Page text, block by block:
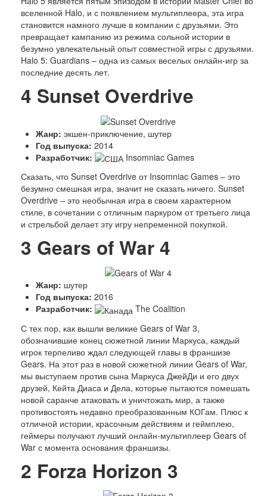
вселенной Halo, и с появлением мультиплеера, эта игра
становится намного лучше в компании с друзьями. Это
превращает кампанию из режима сольной истории в
безумно увлекательный опыт совместной игры с друзьями.
Halo 5: Guardians – одна из самых веселых онлайн-игр за
последние десять лет.
4 Sunset Overdrive
Жанр: экшен-приключение, шутер
Год выпуска: 2014
Разработчик:
Insomniac Games
Сказать, что Sunset Overdrive от Insomniac Games – это
безумно смешная игра, значит не сказать ничего. Sunset
Overdrive – это необычная игра в своем характерном
стиле, в сочетании с отличным паркуром от третьего лица
и стрельбой делает эту игру непременной покупкой.
3 Gears of War 4
Жанр: шутер
Год выпуска: 2016
Разработчик:
The Coalition
С тех пор, как вышли великие Gears of War 3,
обозначившие конец сюжетной линии Маркуса, каждый
игрок терпеливо ждал следующей главы в франшизе
Gears. На этот раз в новой сюжетной линии Gears of War,
мы выступаем против сына Маркуса ДжейДи и его двух
друзей, Кейта Диаса и Дела, которые пытаются помешать
новой саранче атаковать и уничтожать мир, а также
противостоять недавно преобразованным КОГам. Плюс к
отличной истории, красочным действиям и геймплею,
геймеры получают лучший онлайн-мультиплеер Gears of
War с момента основания франшизы.
2 Forza Horizon 3